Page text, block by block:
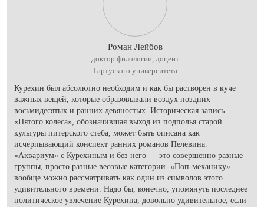
Роман Лейбов
доктор филологии, доцент
Тартуского университета
Курехин был абсолютно необходим и как бы растворен в куче
важных вещей, которые образовывали воздух поздних
восьмидесятых и ранних девяностых. Историческая запись
«Пятого колеса», обозначившая выход из подполья старой
культуры питерского стеба, может быть описана как
исчерпывающий конспект ранних романов Пелевина.
«Аквариум» с Курехиным и без него — это совершенно разные
группы, просто разные весовые категории. «Поп-механику»
вообще можно рассматривать как один из символов этого
удивительного времени. Надо бы, конечно, упомянуть последнее
политическое увлечение Курехина, довольно удивительное, если